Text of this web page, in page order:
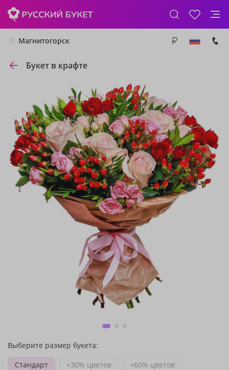
Магнитогорск
Букет в крафте
Выберите размер букета:
Стандарт
+30% цветов +60% цветов